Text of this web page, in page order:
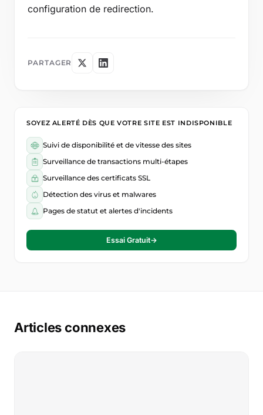
configuration de redirection.
PARTAGER
SOYEZ ALERTÉ DÈS QUE VOTRE SITE EST INDISPONIBLE
Suivi de disponibilité et de vitesse des sites
Surveillance de transactions multi-étapes
Surveillance des certificats SSL
Détection des virus et malwares
Pages de statut et alertes d'incidents
Essai Gratuit→
Articles connexes